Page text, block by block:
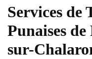
Services de
Punaises
sur-